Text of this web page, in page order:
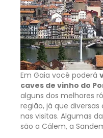
Em Gaia você poderá
caves de vinho do
alguns dos melhores
região, já que
nas visitas. Algumas
são a Cálem, a